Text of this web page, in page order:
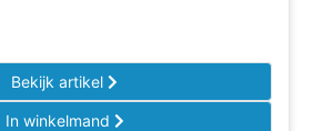
Bekijk artikel
In winkelmand